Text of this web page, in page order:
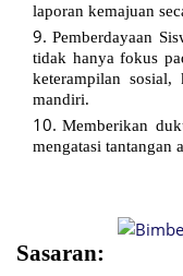
laporan kemajuan
Pemberdayaan
tidak hanya fokus
keterampilan sosial,
mandiri.
Memberikan
mengatasi tantangan
Sasaran: